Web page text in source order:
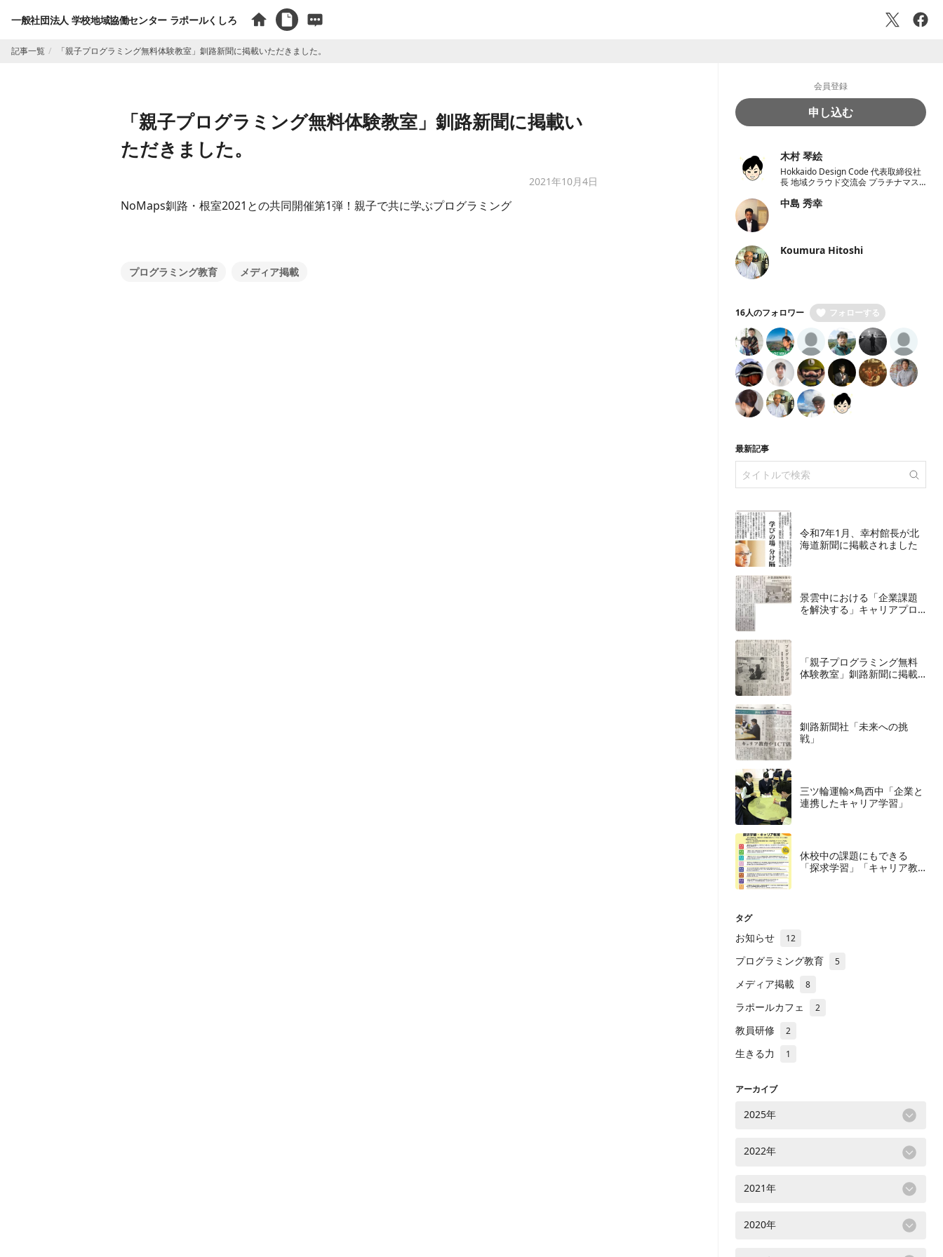
一般社団法人 学校地域協働センター ラポールくしろ
記事一覧 「親子プログラミング無料体験教室」釧路新聞に掲載いただきました。
「親子プログラミング無料体験教室」釧路新聞に掲載い
ただきました。
2021年10月4日
NoMaps釧路・根室2021との共同開催第1弾！親子で共に学ぶプログラミング
プログラミング教育 メディア掲載
会員登録
申し込む
木村 琴絵
Hokkaido Design Code 代表取締役社
長 地域クラウド交流会 プラチナマス
学校地域恊働センターラポールくしろ
中島 秀幸
Koumura Hitoshi
16人のフォロワー フォローする
最新記事
令和7年1月、幸村館長が北
海道新聞に掲載されました
景雲中における「企業課題
を解決する」キャリアプロ
「親子プログラミング無料
体験教室」釧路新聞に掲載
釧路新聞社「未来への挑
戦」
三ツ輪運輸×鳥西中「企業と
連携したキャリア学習」
休校中の課題にもできる
「探求学習」「キャリア教
タグ
お知らせ 12
プログラミング教育 5
メディア掲載 8
ラポールカフェ 2
教員研修 2
生きる力 1
アーカイブ
2025年
2022年
2021年
2020年